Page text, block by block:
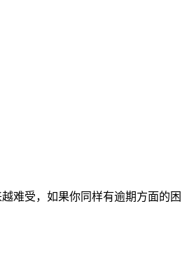
难受，如果你同样有逾期方面的困